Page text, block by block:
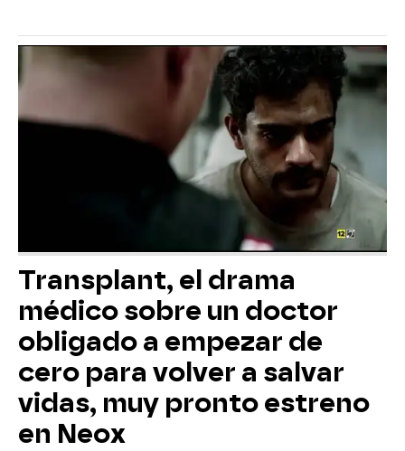
Transplant, el drama
médico sobre un doctor
obligado a empezar de
cero para volver a salvar
vidas, muy pronto estreno
en Neox